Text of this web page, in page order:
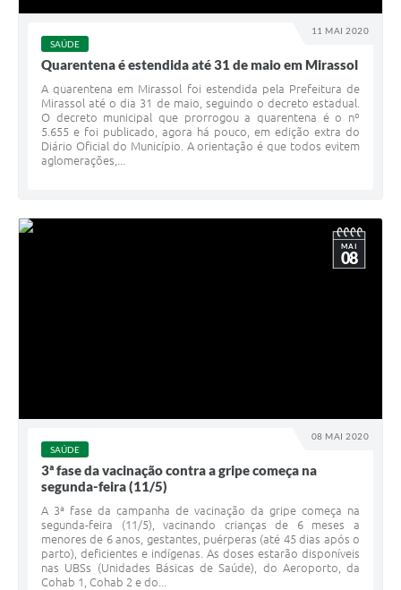
11 MAI 2020
SAÚDE
Quarentena é estendida até 31 de maio em Mirassol
A quarentena em Mirassol foi estendida pela Prefeitura de
Mirassol até o dia 31 de maio, seguindo o decreto estadual.
O decreto municipal que prorrogou a quarentena é o nº
5.655 e foi publicado, agora há pouco, em edição extra do
Diário Oficial do Município. A orientação é que todos evitem
aglomerações,...
08 MAI 2020
MAI
08
SAÚDE
3ª fase da vacinação contra a gripe começa na
segunda-feira (11/5)
A 3ª fase da campanha de vacinação da gripe começa na
segunda-feira (11/5), vacinando crianças de 6 meses a
menores de 6 anos, gestantes, puérperas (até 45 dias após o
parto), deficientes e indígenas. As doses estarão disponíveis
nas UBSs (Unidades Básicas de Saúde), do Aeroporto, da
Cohab 1, Cohab 2 e do...